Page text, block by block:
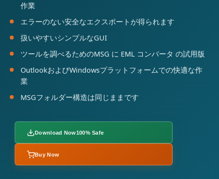
作業
エラーのない安全なエクスポートが得られます
扱いやすいシンプルなGUI
ツールを調べるためのMSG に EML コンバータ の試用版
OutlookおよびWindowsプラットフォームでの快適な作
業
MSGフォルダー構造は同じままです
Download Now100% Safe
Buy Now